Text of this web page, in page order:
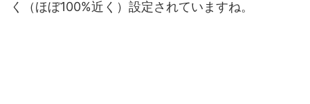
く（ほぼ100%近く）設定されていますね。